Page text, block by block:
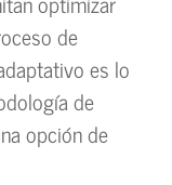
de
es lo
de
opción de